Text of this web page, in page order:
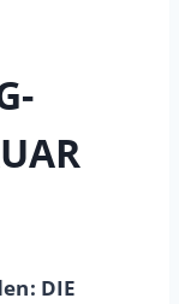
DIE